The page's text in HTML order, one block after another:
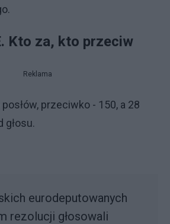
Kto za, kto przeciw
Reklama
posłów, przeciwko - 150, a 28
głosu.
eurodeputowanych
rezolucji głosowali